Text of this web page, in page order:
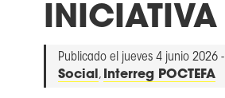
INICIATIVA
Publicado el jueves 4 junio 2026 -
Social , Interreg POCTEFA